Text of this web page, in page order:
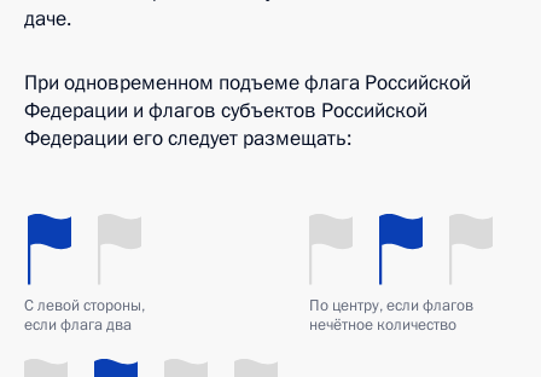
даче.
При одновременном подъеме флага Российской
Федерации и флагов субъектов Российской
Федерации его следует размещать:
С левой стороны,
если флага два
По центру, если флагов
нечётное количество